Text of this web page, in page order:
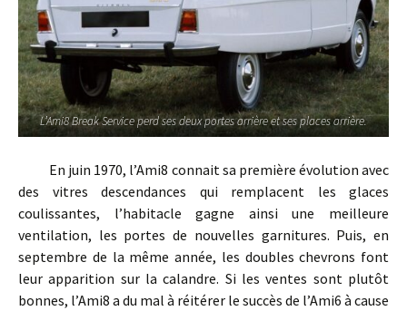
L’Ami8 Break Service perd ses deux portes arrière et ses places arrière.
En juin 1970, l’Ami8 connait sa première évolution avec
des vitres descendances qui remplacent les glaces
coulissantes, l’habitacle gagne ainsi une meilleure
ventilation, les portes de nouvelles garnitures. Puis, en
septembre de la même année, les doubles chevrons font
leur apparition sur la calandre. Si les ventes sont plutôt
bonnes, l’Ami8 a du mal à réitérer le succès de l’Ami6 à cause